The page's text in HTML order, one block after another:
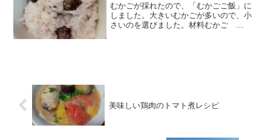
むかごが採れたので、「むかごご飯」に
しました。大きいむかごが多いので、小
さいのを選びました。材料むかご
美味しい鶏肉のトマト煮レシピ